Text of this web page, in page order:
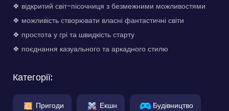
❖ відкритий світ-пісочниця з безмежними можливостями
❖ можливість створювати власні фантастичні світи
❖ простота у грі та швидкість старту
❖ поєднання казуального та аркадного стилю
Категорії:
Пригоди Екшн Будівництво